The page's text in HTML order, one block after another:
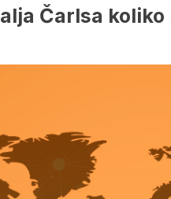
Čarlsa